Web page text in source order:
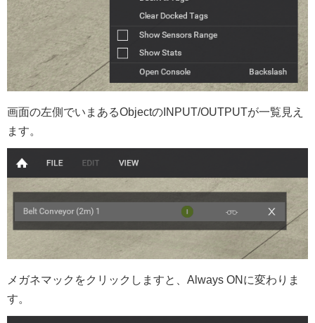
画面の左側でいまあるObjectのINPUT/OUTPUTが一覧見え
ます。
メガネマックをクリックしますと、Always ONに変わりま
す。